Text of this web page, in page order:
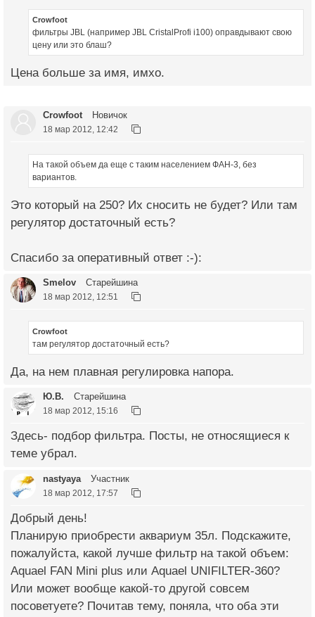
Crowfoot
фильтры JBL (например JBL CristalProfi i100) оправдывают свою
цену или это блаш?
Цена больше за имя, имхо.
Crowfoot Новичок
18 мар 2012, 12:42
На такой объем да еще с таким населением ФАН-3, без
вариантов.
Это который на 250? Их сносить не будет? Или там
регулятор достаточный есть?
Спасибо за оперативный ответ :-):
Smelov Старейшина
18 мар 2012, 12:51
Crowfoot
там регулятор достаточный есть?
Да, на нем плавная регулировка напора.
Ю.В. Старейшина
18 мар 2012, 15:16
Здесь- подбор фильтра. Посты, не относящиеся к
теме убрал.
nastyaya Участник
18 мар 2012, 17:57
Добрый день!
Планирую приобрести аквариум 35л. Подскажите,
пожалуйста, какой лучше фильтр на такой объем:
Aquael FAN Mini plus или Aquael UNIFILTER-360?
Или может вообще какой-то другой совсем
посоветуете? Почитав тему, поняла, что оба эти